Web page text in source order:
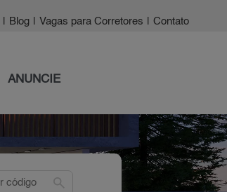
Blog Vagas para Corretores Contato
ANUNCIE
search